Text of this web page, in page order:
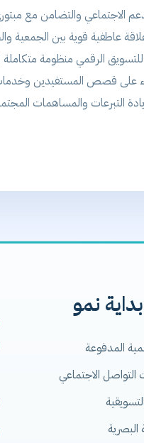
الاجتماعي والتضامن مع
عاطفية قوية بين الجمعية
الرقمي منظومة متكاملة
على قصص المستفيدين
التبرعات والمساهمات
نمو
المدفوعة
التواصل الاجتماعي